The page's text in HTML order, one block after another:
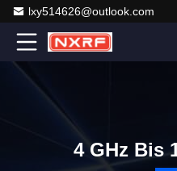
lxy514626@outlook.com
4 GHz Bis